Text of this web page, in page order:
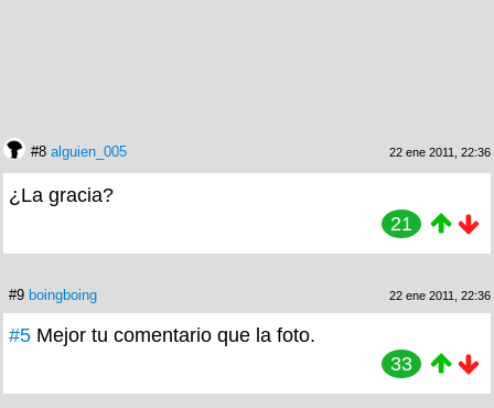
#8 alguien_005 22 ene 2011, 22:36
¿La gracia?
21
#9 boingboing 22 ene 2011, 22:36
#5 Mejor tu comentario que la foto.
33